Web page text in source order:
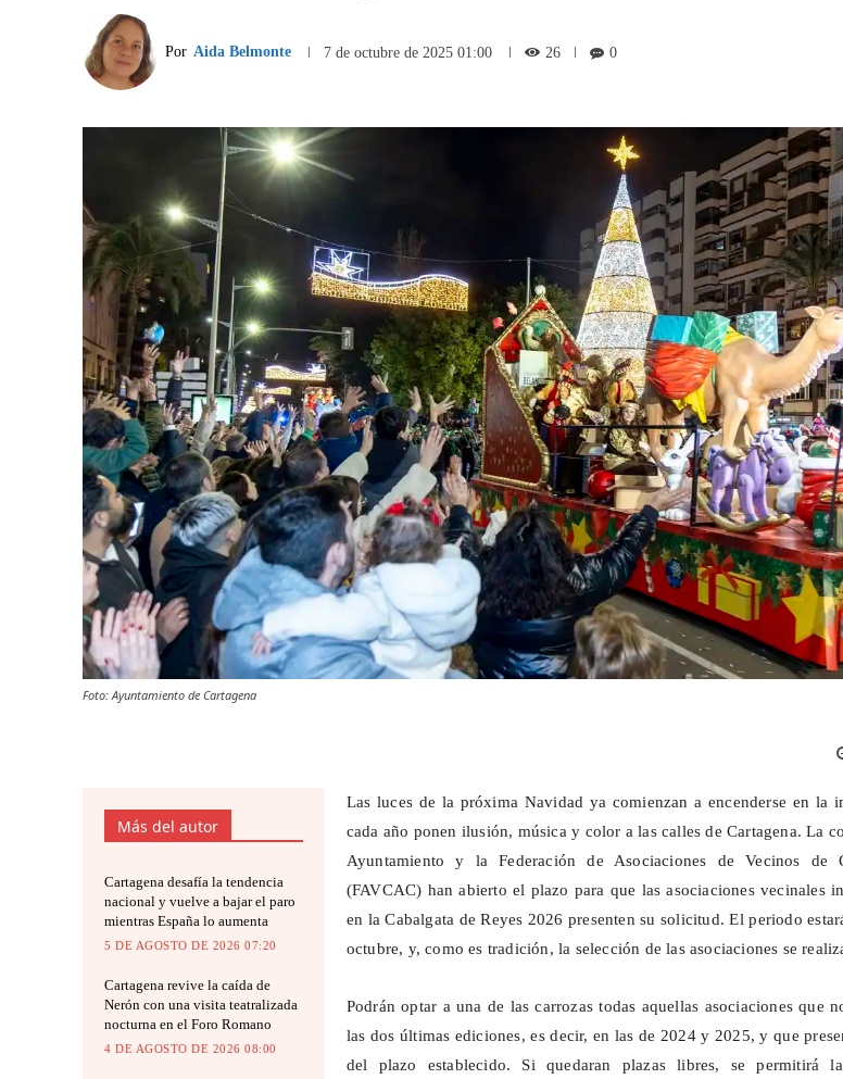
Por Aida Belmonte 7 de octubre de 2025 01:00 26 0
Foto: Ayuntamiento de Cartagena
Más del autor
Cartagena desafía la tendencia
nacional y vuelve a bajar el paro
mientras España lo aumenta
5 DE AGOSTO DE 2026 07:20
Cartagena revive la caída de
Nerón con una visita teatralizada
nocturna en el Foro Romano
4 DE AGOSTO DE 2026 08:00
Las luces de la próxima Navidad ya comienzan a encenderse en la
cada año ponen ilusión, música y color a las calles de Cartagena. La
Ayuntamiento y la Federación de Asociaciones de Vecinos de
(FAVCAC) han abierto el plazo para que las asociaciones vecinales
en la Cabalgata de Reyes 2026 presenten su solicitud. El periodo
octubre, y, como es tradición, la selección de las asociaciones se
Podrán optar a una de las carrozas todas aquellas asociaciones que
las dos últimas ediciones, es decir, en las de 2024 y 2025, y que
del plazo establecido. Si quedaran plazas libres, se permitirá